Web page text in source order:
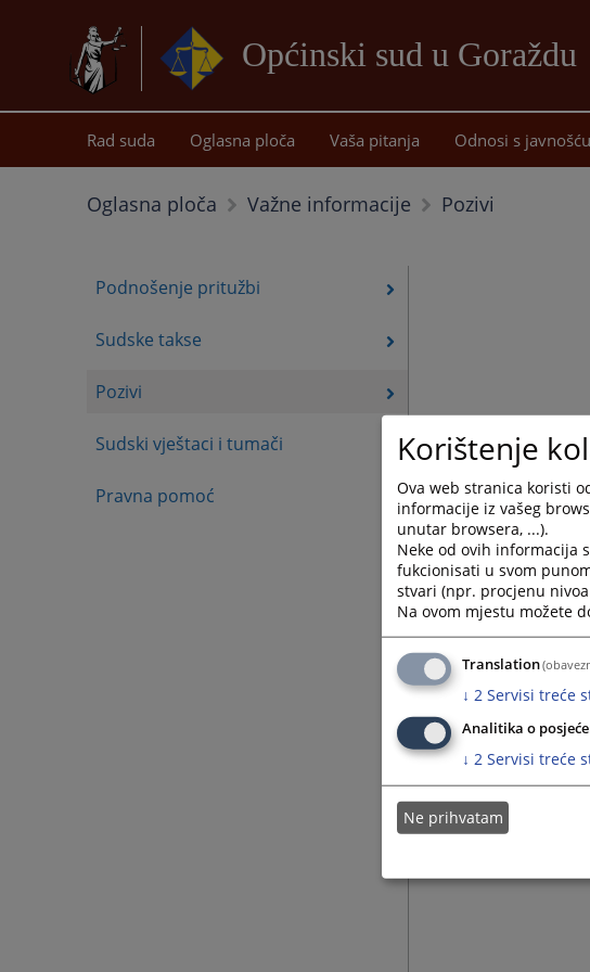
Općinski sud u Goraždu
Rad suda Oglasna ploča Vaša pitanja Odnosi s javnošću
Oglasna ploča Važne informacije Pozivi
Podnošenje pritužbi
Sudske takse
Pozivi
Sudski vještaci i tumači
Pravna pomoć
Korištenje
Ova web stranica koristi
informacije iz vašeg
unutar browsera, ...).
Neke od ovih informacija
fukcionisati u svom
stvari (npr. procjenu
Na ovom mjestu možete
Translation
↓ 2 Servisi treće
Analitika o
↓ 2 Servisi treće
Ne prihvatam